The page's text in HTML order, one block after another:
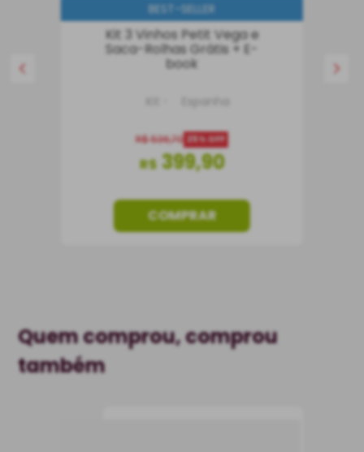
BEST-SELLER
Kit 3 Vinhos Petit Vega e
Saca-Rolhas Grátis + E-
book
R$536,70 25% OFF
R$ 399,90
COMPRAR
Quem comprou, comprou
também